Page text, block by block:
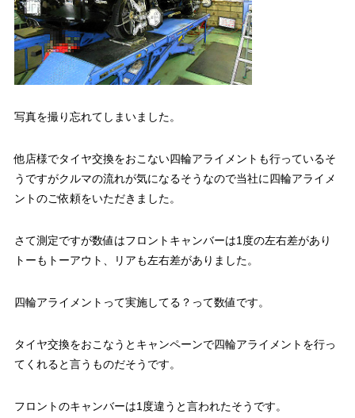
写真を撮り忘れてしまいました。
他店様でタイヤ交換をおこない四輪アライメントも行っているそ
うですがクルマの流れが気になるそうなので当社に四輪アライメ
ントのご依頼をいただきました。
さて測定ですが数値はフロントキャンバーは1度の左右差があり
トーもトーアウト、リアも左右差がありました。
四輪アライメントって実施してる？って数値です。
タイヤ交換をおこなうとキャンペーンで四輪アライメントを行っ
てくれると言うものだそうです。
フロントのキャンバーは1度違うと言われたそうです。